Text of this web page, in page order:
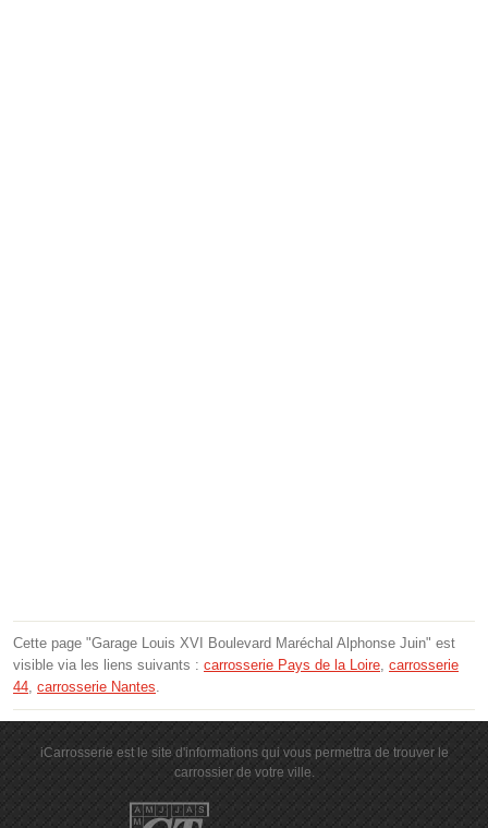
Cette page "Garage Louis XVI Boulevard Maréchal Alphonse Juin" est
visible via les liens suivants : carrosserie Pays de la Loire carrosserie
44 carrosserie Nantes
iCarrosserie est le site d'informations qui vous permettra de trouver le
carrossier de votre ville.